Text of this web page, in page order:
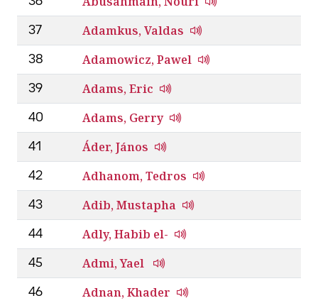
37 Adamkus, Valdas
38 Adamowicz, Pawel
39 Adams, Eric
40 Adams, Gerry
41 Áder, János
42 Adhanom, Tedros
43 Adib, Mustapha
44 Adly, Habib el-
45 Admi, Yael
46 Adnan, Khader